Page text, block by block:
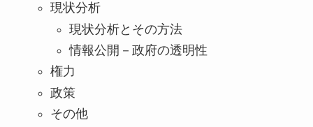
現状分析
現状分析とその方法
情報公開－政府の透明性
権力
政策
その他